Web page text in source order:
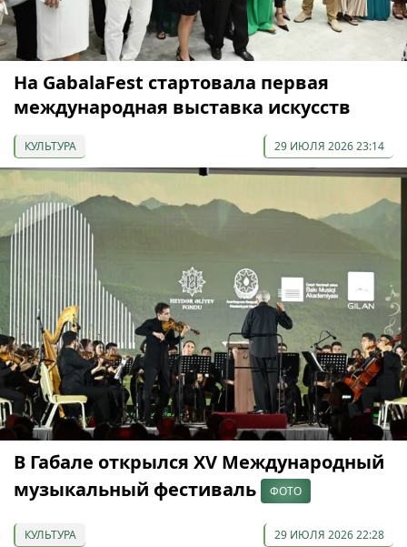
На GabalaFest стартовала первая
международная выставка искусств
КУЛЬТУРА 29 ИЮЛЯ 2026 23:14
В Габале открылся XV Международный
музыкальный фестиваль
ФОТО
КУЛЬТУРА 29 ИЮЛЯ 2026 22:28